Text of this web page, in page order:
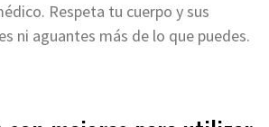
Respeta tu cuerpo y sus
ni aguantes más de lo que puedes.